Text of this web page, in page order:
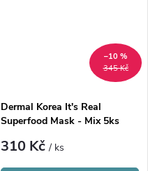
345 Kč
–10 %
Dermal Korea It's Real
Superfood Mask - Mix 5ks
310 Kč/ ks